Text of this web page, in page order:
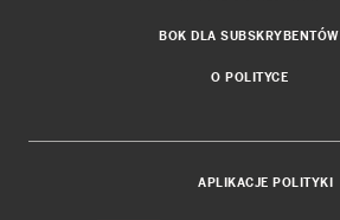
BOK DLA SUBSKRYBENTÓW
O POLITYCE
APLIKACJE POLITYKI